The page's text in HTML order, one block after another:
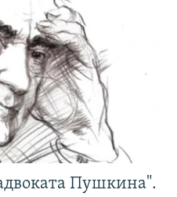
Пушкина".